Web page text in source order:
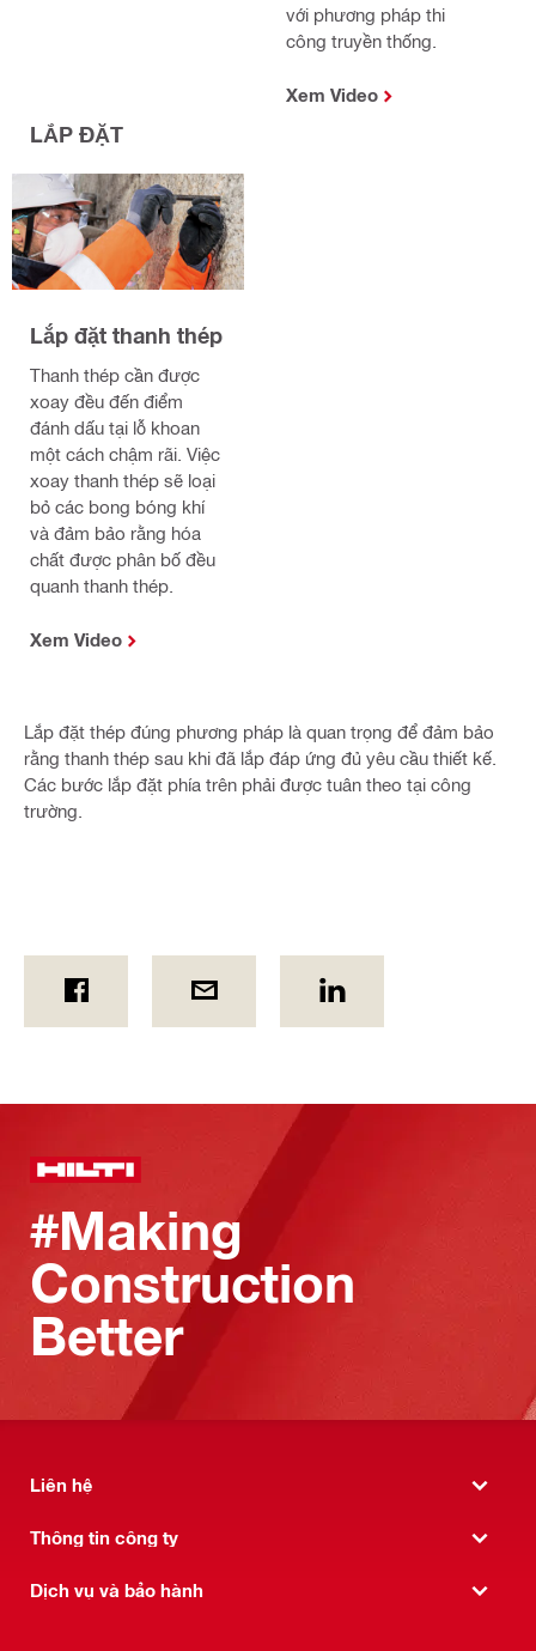
với phương pháp thi
công truyền thống.
Xem Video
LẮP ĐẶT
Lắp đặt thanh thép
Thanh thép cần được
xoay đều đến điểm
đánh dấu tại lỗ khoan
một cách chậm rãi. Việc
xoay thanh thép sẽ loại
bỏ các bong bóng khí
và đảm bảo rằng hóa
chất được phân bố đều
quanh thanh thép.
Xem Video
Lắp đặt thép đúng phương pháp là quan trọng để đảm bảo
rằng thanh thép sau khi đã lắp đáp ứng đủ yêu cầu thiết kế.
Các bước lắp đặt phía trên phải được tuân theo tại công
trường.
#Making
Construction
Better
Liên hệ
Thông tin công ty
Dịch vụ và bảo hành